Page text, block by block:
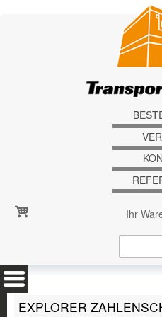
Ihr
EXPLORER